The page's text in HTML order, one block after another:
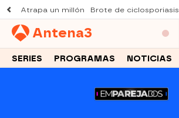
Atrapa un millón Brote de ciclosporiasis
Antena3
SERIES PROGRAMAS NOTICIAS